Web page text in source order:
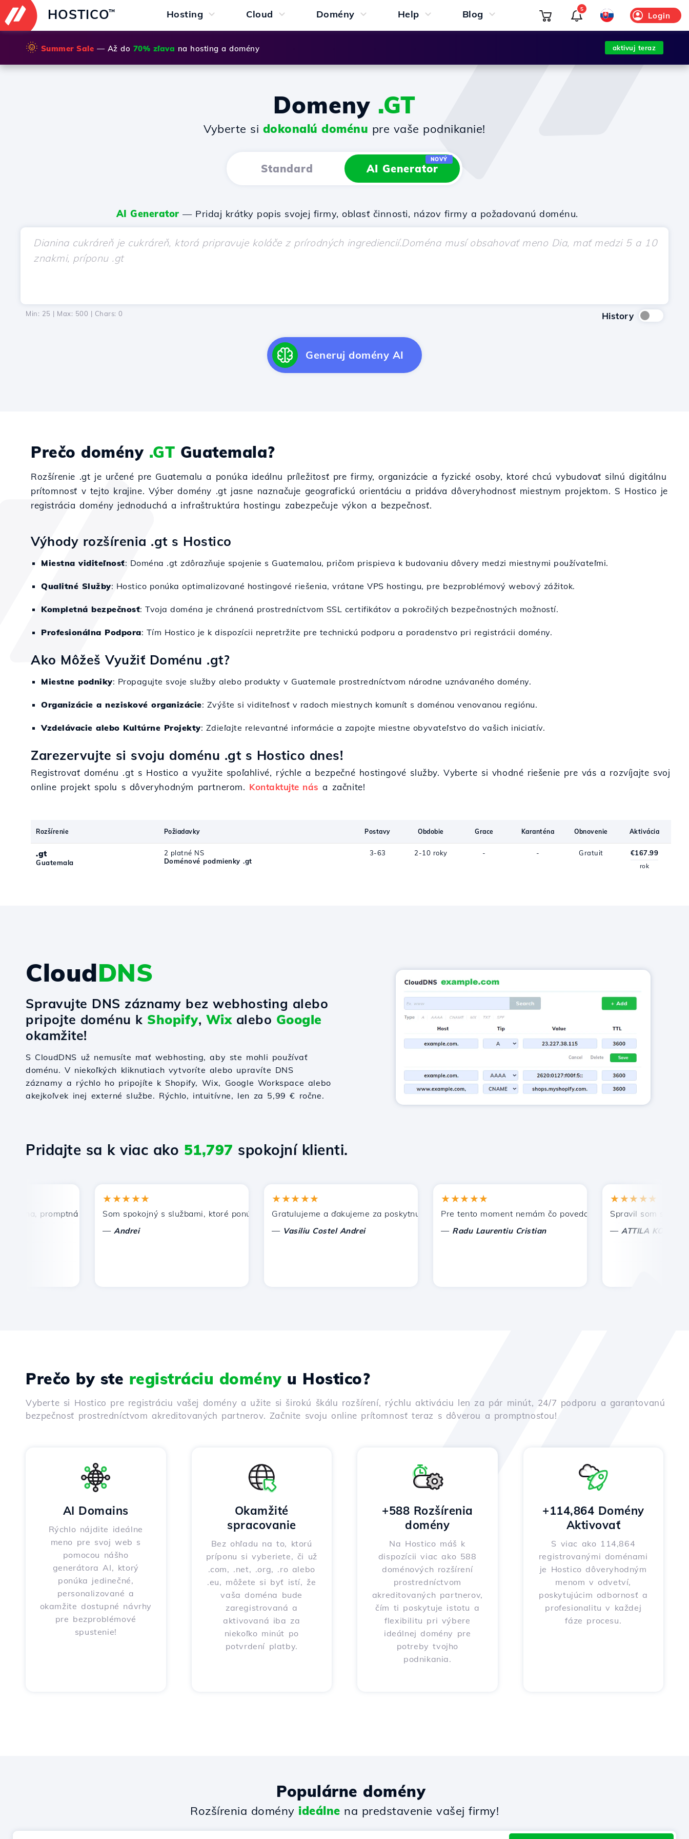
HOSTICO™ Hosting Cloud Domény Help Blog Login
5
🌞 Summer Sale — Až do 70% zľava na hosting a domény aktivuj teraz
Domeny .GT
Vyberte si dokonalú doménu pre vaše podnikanie!
Standard AI Generator
NOVÝ
AI Generator — Pridaj krátky popis svojej firmy, oblasť činnosti, názov firmy a požadovanú doménu.
Min: 25 | Max: 500 | Chars: 0 History
Generuj domény AI
Prečo domény .GT Guatemala?
Rozšírenie .gt je určené pre Guatemalu a ponúka ideálnu príležitosť pre firmy, organizácie a fyzické osoby, ktoré chcú vybudovať silnú digitálnu
prítomnosť v tejto krajine. Výber domény .gt jasne naznačuje geografickú orientáciu a pridáva dôveryhodnosť miestnym projektom. S Hostico je
registrácia domény jednoduchá a infraštruktúra hostingu zabezpečuje výkon a bezpečnosť.
Výhody rozšírenia .gt s Hostico
Miestna viditeľnosť: Doména .gt zdôrazňuje spojenie s Guatemalou, pričom prispieva k budovaniu dôvery medzi miestnymi používateľmi.
Qualitné Služby: Hostico ponúka optimalizované hostingové riešenia, vrátane VPS hostingu, pre bezproblémový webový zážitok.
Kompletná bezpečnosť: Tvoja doména je chránená prostredníctvom SSL certifikátov a pokročilých bezpečnostných možností.
Profesionálna Podpora: Tím Hostico je k dispozícii nepretržite pre technickú podporu a poradenstvo pri registrácii domény.
Ako Môžeš Využiť Doménu .gt?
Miestne podniky: Propagujte svoje služby alebo produkty v Guatemale prostredníctvom národne uznávaného domény.
Organizácie a neziskové organizácie: Zvýšte si viditeľnosť v radoch miestnych komunít s doménou venovanou regiónu.
Vzdelávacie alebo Kultúrne Projekty: Zdieľajte relevantné informácie a zapojte miestne obyvateľstvo do vašich iniciatív.
Zarezervujte si svoju doménu .gt s Hostico dnes!
Registrovať doménu .gt s Hostico a využite spoľahlivé, rýchle a bezpečné hostingové služby. Vyberte si vhodné riešenie pre vás a rozvíjajte svoj
online projekt spolu s dôveryhodným partnerom. Kontaktujte nás a začnite!
Rozšírenie Požiadavky Postavy Obdobie Grace Karanténa Obnovenie Aktivácia
.gt
Guatemala
2 platné NS
Doménové podmienky .gt
3-63 2-10 roky - - Gratuit €167.99
rok
CloudDNS
Spravujte DNS záznamy bez webhosting alebo
pripojte doménu k Shopify, Wixalebo Google
okamžite!
S CloudDNS už nemusíte mať webhosting, aby ste mohli používať
doménu. V niekoľkých kliknutiach vytvoríte alebo upravíte DNS
záznamy a rýchlo ho pripojíte k Shopify, Wix, Google Workspace alebo
akejkoľvek inej externé službe. Rýchlo, intuitívne, len za 5,99 € ročne.
Pridajte sa k viac ako 51,797 spokojní klienti.
promptná a efektívna technická podpora.
★★★★★
Som spokojný s službami, ktoré ponúka Hostico. Odporučil som vás iným známym.
Andrei
★★★★★
Gratulujeme a ďakujeme za poskytnutú podporu!
Vasiliu Costel Andrei
★★★★★
Pre tento moment nemám čo povedať, len oceniť. S osobitnou
Radu Laurentiu Cristian
★★★★★
Spravil som správnu
ATTILA KOLES
Prečo by ste registráciu doményu Hostico?
Vyberte si Hostico pre registráciu vašej domény a užite si širokú škálu rozšírení, rýchlu aktiváciu len za pár minút, 24/7 podporu a garantovanú
bezpečnosť prostredníctvom akreditovaných partnerov. Začnite svoju online prítomnosť teraz s dôverou a promptnosťou!
AI Domains
Rýchlo nájdite ideálne
meno pre svoj web s
pomocou nášho
generátora AI, ktorý
ponúka jedinečné,
personalizované a
okamžite dostupné návrhy
pre bezproblémové
spustenie!
Okamžité
spracovanie
Bez ohľadu na to, ktorú
príponu si vyberiete, či už
.com, .net, .org, .ro alebo
.eu, môžete si byť istí, že
vaša doména bude
zaregistrovaná a
aktivovaná iba za
niekoľko minút po
potvrdení platby.
+588 Rozšírenia
domény
Na Hostico máš k
dispozícii viac ako 588
doménových rozšírení
prostredníctvom
akreditovaných partnerov,
čím ti poskytuje istotu a
flexibilitu pri výbere
ideálnej domény pre
potreby tvojho
podnikania.
+114,864 Domény
Aktivovať
S viac ako 114,864
registrovanými doménami
je Hostico dôveryhodným
menom v odvetví,
poskytujúcim odbornosť a
profesionalitu v každej
fáze procesu.
Populárne domény
Rozšírenia domény ideálne na predstavenie vašej firmy!